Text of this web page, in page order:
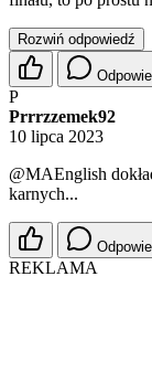
Rozwiń odpowiedź
P
Prrrzzemek92
10 lipca 2023
@MAEnglish
karnych...
REKLAMA